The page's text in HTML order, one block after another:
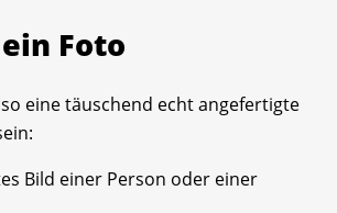
Foto
eine täuschend echt angefertigte
Bild einer Person oder einer